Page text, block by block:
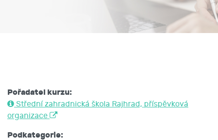
Pořadatel kurzu:
Střední zahradnická škola Rajhrad, příspěvková
organizace
Podkategorie: